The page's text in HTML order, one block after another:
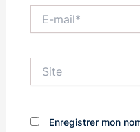
mail*
Enregistrer mon